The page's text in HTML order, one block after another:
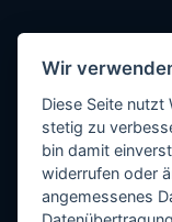
Wir
Diese Seite nutzt
stetig zu
bin damit
widerrufen oder
angemessenes